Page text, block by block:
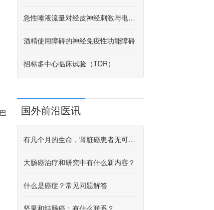
急性唾液流量对经皮神经刺激与电针的反应
酒精使用障碍的神经免疫性功能障碍
招标多中心临床试验（TDR）
国外前沿医讯
有几个月的生命，肾脏癌患者无可奈何
大肠癌治疗和研究中有什么新内容？
什么是癌症？常见问题解答
坚果和结肠癌：有什么联系？